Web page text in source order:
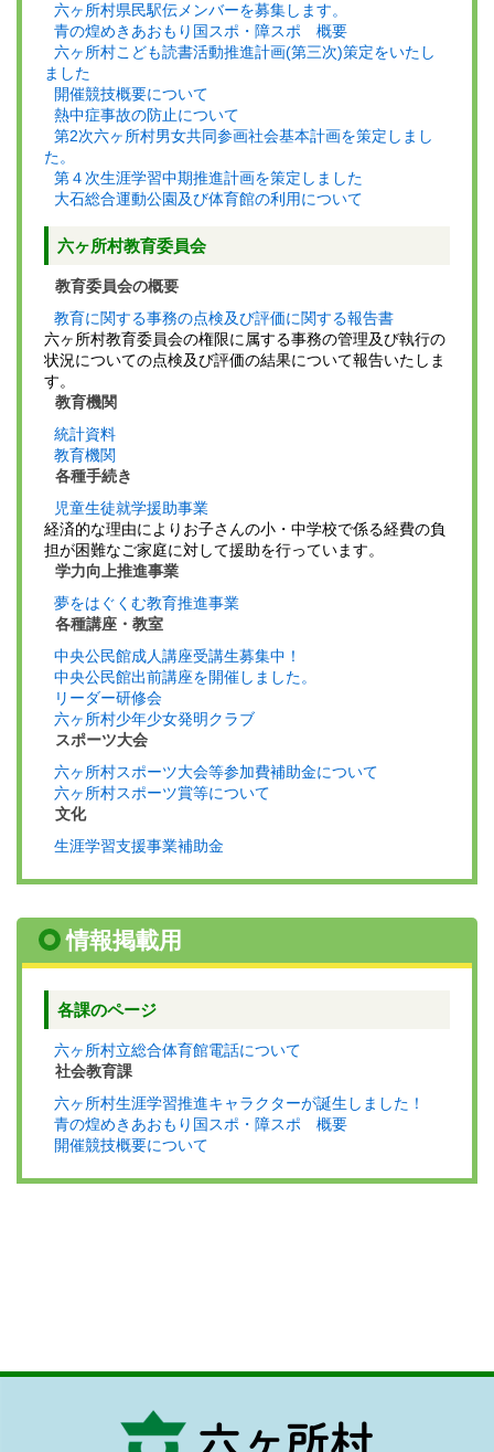
六ヶ所村県民駅伝メンバーを募集します。
青の煌めきあおもり国スポ・障スポ 概要
六ヶ所村こども読書活動推進計画(第三次)策定をいたし
ました
開催競技概要について
熱中症事故の防止について
第2次六ヶ所村男女共同参画社会基本計画を策定しまし
た。
第４次生涯学習中期推進計画を策定しました
大石総合運動公園及び体育館の利用について
六ヶ所村教育委員会
教育委員会の概要
教育に関する事務の点検及び評価に関する報告書
六ヶ所村教育委員会の権限に属する事務の管理及び執行の
状況についての点検及び評価の結果について報告いたしま
す。
教育機関
統計資料
教育機関
各種手続き
児童生徒就学援助事業
経済的な理由によりお子さんの小・中学校で係る経費の負
担が困難なご家庭に対して援助を行っています。
学力向上推進事業
夢をはぐくむ教育推進事業
各種講座・教室
中央公民館成人講座受講生募集中！
中央公民館出前講座を開催しました。
リーダー研修会
六ヶ所村少年少女発明クラブ
スポーツ大会
六ヶ所村スポーツ大会等参加費補助金について
六ヶ所村スポーツ賞等について
文化
生涯学習支援事業補助金
情報掲載用
各課のページ
六ヶ所村立総合体育館電話について
社会教育課
六ヶ所村生涯学習推進キャラクターが誕生しました！
青の煌めきあおもり国スポ・障スポ 概要
開催競技概要について